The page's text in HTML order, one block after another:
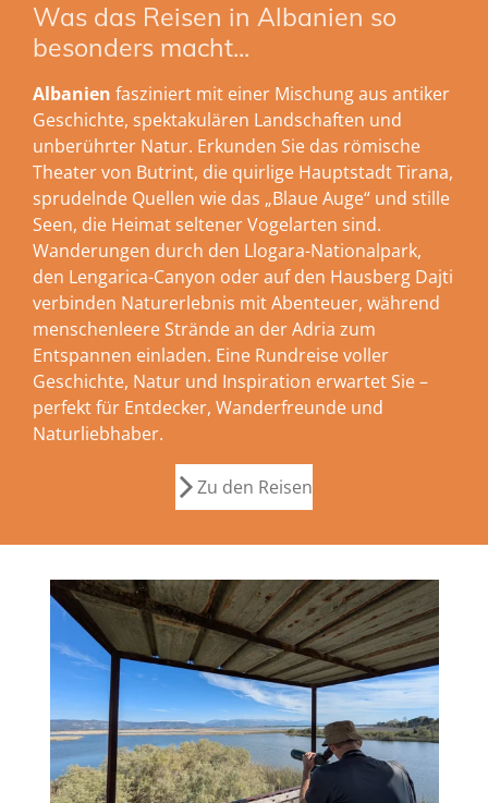
Was das Reisen in Albanien so
besonders macht...
Albanien fasziniert mit einer Mischung aus antiker
Geschichte, spektakulären Landschaften und
unberührter Natur. Erkunden Sie das römische
Theater von Butrint, die quirlige Hauptstadt Tirana,
sprudelnde Quellen wie das „Blaue Auge“ und stille
Seen, die Heimat seltener Vogelarten sind.
Wanderungen durch den Llogara-Nationalpark,
den Lengarica-Canyon oder auf den Hausberg Dajti
verbinden Naturerlebnis mit Abenteuer, während
menschenleere Strände an der Adria zum
Entspannen einladen. Eine Rundreise voller
Geschichte, Natur und Inspiration erwartet Sie –
perfekt für Entdecker, Wanderfreunde und
Naturliebhaber.
Zu den Reisen